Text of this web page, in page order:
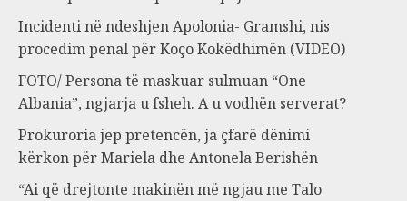
Incidenti në ndeshjen Apolonia- Gramshi, nis
procedim penal për Koço Kokëdhimën (VIDEO)
FOTO/ Persona të maskuar sulmuan “One
Albania”, ngjarja u fsheh. A u vodhën serverat?
Prokuroria jep pretencën, ja çfarë dënimi
kërkon për Mariela dhe Antonela Berishën
“Ai që drejtonte makinën më ngjau me Talo